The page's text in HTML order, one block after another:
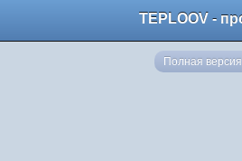
Полная версия